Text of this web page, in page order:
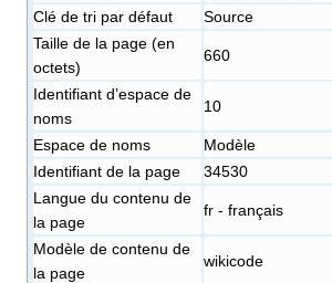
Clé de tri par défaut
Source
Taille de la page (en
octets)
660
Identifiant dʼespace de
noms
10
Espace de noms
Modèle
Identifiant de la page
34530
Langue du contenu de
la page
fr - français
Modèle de contenu de
la page
wikicode